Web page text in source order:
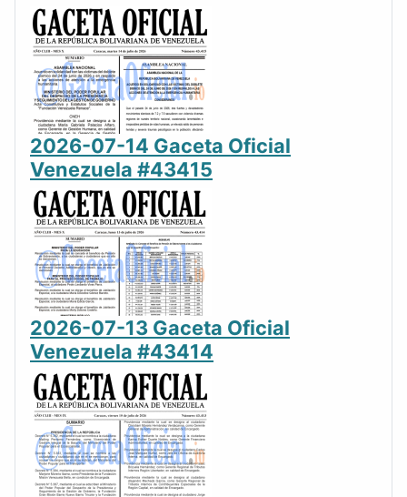
2026-07-14 Gaceta Oficial
Venezuela #43415
2026-07-13 Gaceta Oficial
Venezuela #43414